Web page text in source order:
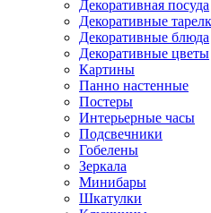
Декоративная посуда
Декоративные
Декоративные блюда
Декоративные цветы
Картины
Панно настенные
Постеры
Интерьерные часы
Подсвечники
Гобелены
Зеркала
Минибары
Шкатулки